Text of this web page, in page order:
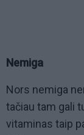
Nemiga
Nors nemiga
tačiau tam gali
vitaminas taip